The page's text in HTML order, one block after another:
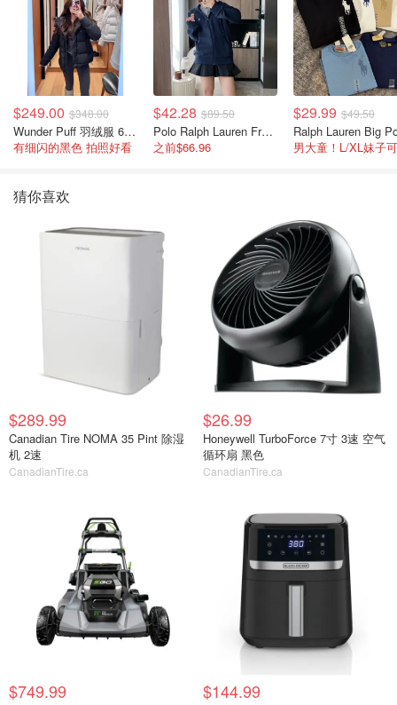
$249.00 $348.00
Wunder Puff 羽绒服 600蓬松度
有细闪的黑色 拍照好看
$42.28 $89.50
Polo Ralph Lauren French Terry 女童连帽卫衣 7-16码
之前$66.96
$29.99 $49.50
男大童！L/XL妹子
猜你喜欢
$289.99
Canadian Tire NOMA 35 Pint 除湿
机 2速
CanadianTire.ca
$26.99
Honeywell TurboForce 7寸 3速 空气
循环扇 黑色
CanadianTire.ca
$749.99 $144.99